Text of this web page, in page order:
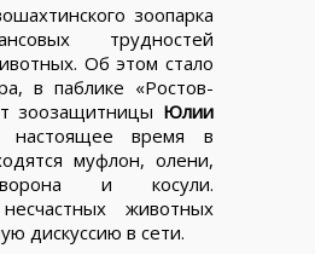
зоопарка
трудностей
Об этом стало
в паблике «Ростов-
зоозащитницы Юлии
время в
муфлон, олени,
и косули.
животных
дискуссию в сети.